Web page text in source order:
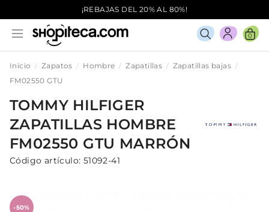
¡REBAJAS DEL 20% AL 80%!
0
Inicio Zapatos Hombre Zapatillas
Zapatillas bajas
FM02550 GTU
TOMMY HILFIGER
ZAPATILLAS HOMBRE
FM02550 GTU MARRÓN
Código artículo: 51092-41
-50%